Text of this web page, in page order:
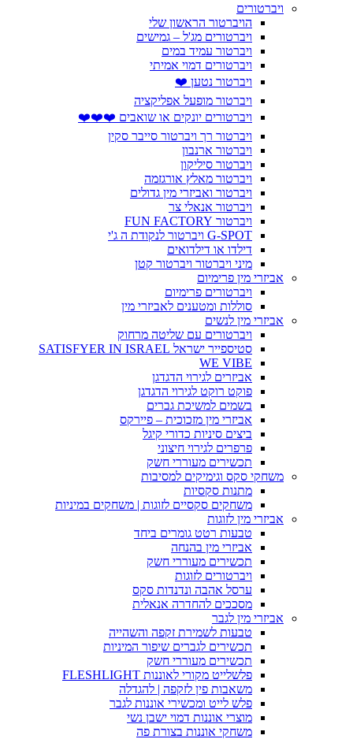
ויברטורים
הויברטור הראשון שלי
ויברטורים מג'ל – גמישים
ויברטור עמיד במים
ויברטורים דמוי אמיתי
ויברטור נטען ❤️
ויברטור מופעל אפליקציה
ויברטורים יונקים או שואבים ❤️❤️❤️
ויברטור רך ויברטור סייבר סקין
ויברטור ארנבון
ויברטור סיליקון
ויברטור מאלץ אורגזמה
ויברטור ואביזרי מין גדולים
ויברטור אנאלי צר
ויברטור FUN FACTORY
G-SPOT ויברטור לנקודת ה ג'י
דילדו או דילדואים
מיני ויברטור ויברטור קטן
אביזרי מין פרימיום
ויברטורים פרימיום
סוללות ומטענים לאביזרי מין
אביזרי מין לנשים
ויברטורים עם שליטה מרחוק
סטיספייר ישראל SATISFYER IN ISRAEL
WE VIBE
אביזרים לגירוי הדגדגן
פוקט רוקט לגירוי הדגדגן
בשמים למשיכת גברים
אביזרי מין מזכוכית – פיירקס
ביצים סיניות כדורי קיגל
פרפרים לגירוי חיצוני
תכשירים מעוררי חשק
משחקי סקס וגימיקים למסיבות
מתנות סקסיות
משחקים סקסיים לזוגות | משחקים במיניות
אביזרי מין לזוגות
טבעות רטט גומרים ביחד
אביזרי מין בהנחה
תכשירים מעוררי חשק
ויברטורים לזוגות
ערסל אהבה ונדנדות סקס
מסככים להחדרה אנאלית
אביזרי מין לגבר
טבעות לשמירת זקפה והשהייה
תכשירים לגברים שיפור המיניות
תכשירים מעוררי חשק
פלשלייט מקורי לאוננות FLESHLIGHT
משאבות פין לזקפה | להגדלה
פלש לייט ומכשירי אוננות לגבר
מוצרי אוננות דמוי ישבן נשי
משחקי אוננות בצורת פה